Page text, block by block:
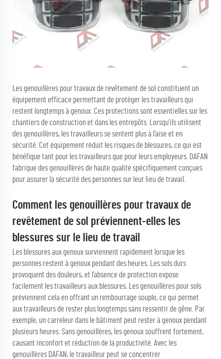
Les genouillères pour travaux de revêtement de sol constituent un
équipement efficace permettant de protéger les travailleurs qui
restent longtemps à genoux. Ces protections sont essentielles sur les
chantiers de construction et dans les entrepôts. Lorsqu’ils utilisent
des genouillères, les travailleurs se sentent plus à l’aise et en
sécurité. Cet équipement réduit les risques de blessures, ce qui est
bénéfique tant pour les travailleurs que pour leurs employeurs. DAFAN
fabrique des genouillères de haute qualité spécifiquement conçues
pour assurer la sécurité des personnes sur leur lieu de travail.
Comment les genouillères pour travaux de
revêtement de sol préviennent-elles les
blessures sur le lieu de travail
Les blessures aux genoux surviennent rapidement lorsque les
personnes restent à genoux pendant des heures. Les sols durs
provoquent des douleurs, et l’absence de protection expose
facilement les travailleurs aux blessures. Les genouillères pour sols
préviennent cela en offrant un rembourrage souple, ce qui permet
aux travailleurs de rester plus longtemps sans ressentir de gêne. Par
exemple, un carreleur dans le bâtiment peut rester à genoux pendant
plusieurs heures. Sans genouillères, les genoux souffrent fortement,
causant inconfort et réduction de la productivité. Avec les
genouillères DAFAN, le travailleur peut se concentrer